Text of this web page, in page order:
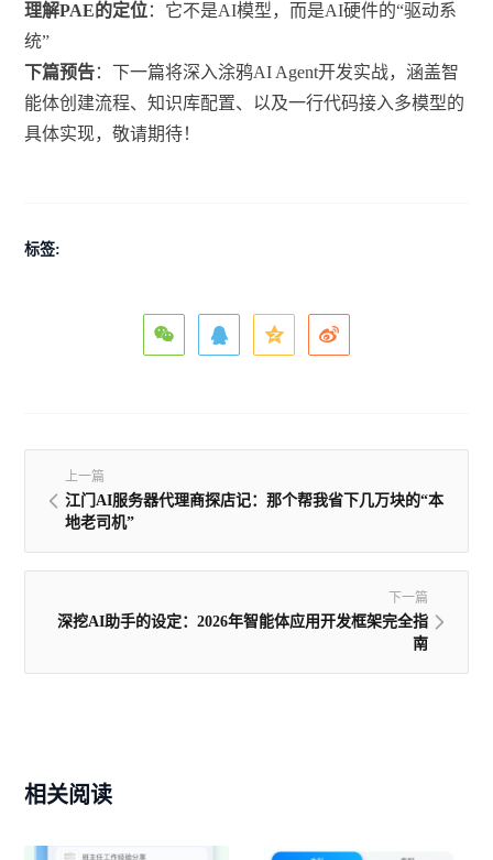
理解PAE的定位：它不是AI模型，而是AI硬件的“驱动系
统”
下篇预告：下一篇将深入涂鸦AI Agent开发实战，涵盖智
能体创建流程、知识库配置、以及一行代码接入多模型的
具体实现，敬请期待！
标签:
上一篇
江门AI服务器代理商探店记：那个帮我省下几万块的“本
地老司机”
下一篇
深挖AI助手的设定：2026年智能体应用开发框架完全指
南
相关阅读